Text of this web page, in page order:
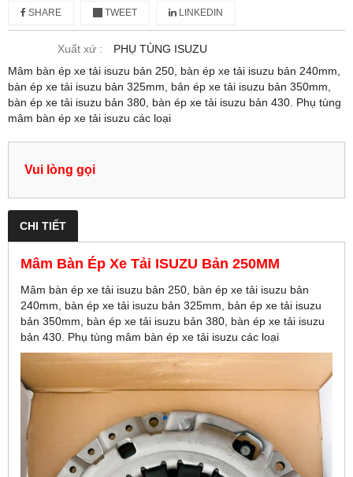
SHARE TWEET LINKEDIN
Xuất xứ :
PHỤ TÙNG ISUZU
Mâm bàn ép xe tải isuzu bản 250, bàn ép xe tải isuzu bản 240mm,
bàn ép xe tải isuzu bản 325mm, bản ép xe tải isuzu bản 350mm,
bàn ép xe tải isuzu bản 380, bàn ép xe tải isuzu bản 430. Phụ tùng
mâm bàn ép xe tải isuzu các loại
Vui lòng gọi
CHI TIẾT
Mâm Bàn Ép Xe Tải ISUZU Bản 250MM
Mâm bàn ép xe tải isuzu bản 250, bàn ép xe tải isuzu bản
240mm, bàn ép xe tải isuzu bản 325mm, bản ép xe tải isuzu
bản 350mm, bàn ép xe tải isuzu bản 380, bàn ép xe tải isuzu
bản 430. Phụ tùng mâm bàn ép xe tải isuzu các loại